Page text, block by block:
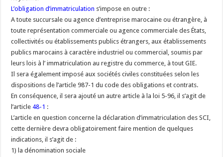
L’obligation d’immatriculation s’impose en outre :
A toute succursale ou agence d’entreprise marocaine ou étrangère, à
toute représentation commerciale ou agence commerciale des États,
collectivités ou établissements publics étrangers, aux établissements
publics marocains à caractère industriel ou commercial, soumis par
leurs lois à l’ immatriculation au registre du commerce, à tout GIE.
Il sera également imposé aux sociétés civiles constituées selon les
dispositions de l’article 987-1 du code des obligations et contrats.
En conséquence, il sera ajouté un autre article à la loi 5-96, il s’agit de
l’article 48-1 :
L’article en question concerne la déclaration d’immatriculation des SCI,
cette dernière devra obligatoirement faire mention de quelques
indications, il s’agit de :
1) la dénomination sociale